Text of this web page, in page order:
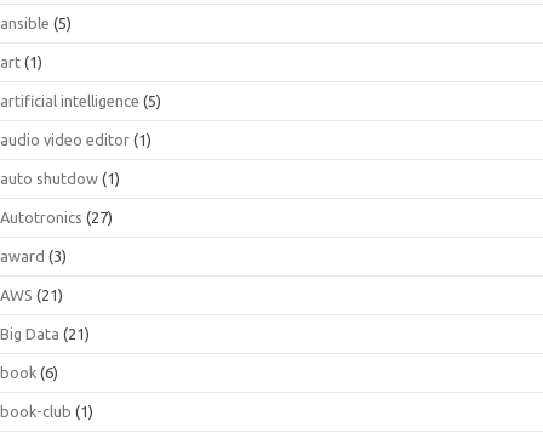
ansible (5)
art (1)
artificial intelligence (5)
audio video editor (1)
auto shutdow (1)
Autotronics (27)
award (3)
AWS (21)
Big Data (21)
book (6)
book-club (1)